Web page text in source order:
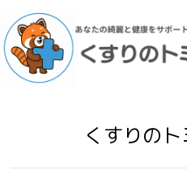
くすりの